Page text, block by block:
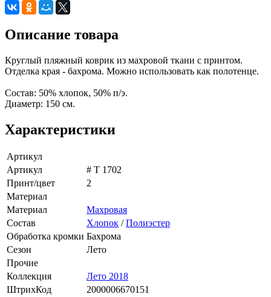
Описание товара
Круглый пляжный коврик из махровой ткани с принтом.
Отделка края - бахрома. Можно использовать как полотенце.
Состав: 50% хлопок, 50% п/э.
Диаметр: 150 см.
Характеристики
Артикул
Артикул
# T 1702
Принт/цвет
2
Материал
Материал
Махровая
Состав
Хлопок /Полиэстер
Обработка кромки Бахрома
Сезон
Лето
Прочие
Коллекция
Лето 2018
ШтрихКод
2000006670151